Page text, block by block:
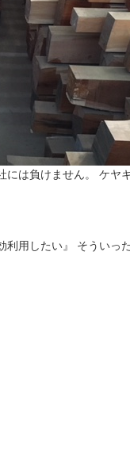
は負けません。 ケ
利用したい』 そうい